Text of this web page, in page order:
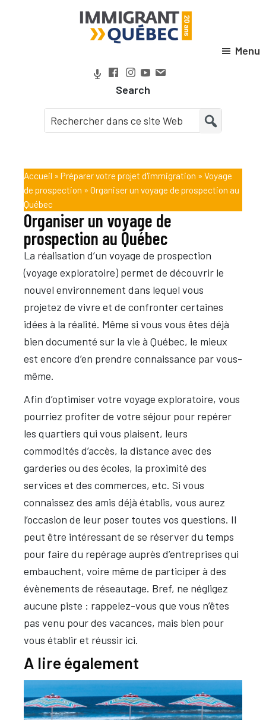
Québec
Search
Menu
Accueil » Préparer votre projet d'immigration » Voyage
de prospection » Organiser un voyage de prospection au
Québec
Organiser un voyage de
prospection au Québec
La réalisation d’un voyage de prospection
(voyage exploratoire) permet de découvrir le
nouvel environnement dans lequel vous
projetez de vivre et de confronter certaines
idées à la réalité. Même si vous vous êtes déjà
bien documenté sur la vie à Québec, le mieux
est encore d’en prendre connaissance par vous-
même.
Afin d’optimiser votre voyage exploratoire, vous
pourriez profiter de votre séjour pour repérer
les quartiers qui vous plaisent, leurs
commodités d’accès, la distance avec des
garderies ou des écoles, la proximité des
services et des commerces, etc. Si vous
connaissez des amis déjà établis, vous aurez
l’occasion de leur poser toutes vos questions. Il
peut être intéressant de se réserver du temps
pour faire du repérage auprès d’entreprises qui
embauchent, voire même de participer à des
évènements de réseautage. Bref, ne négligez
aucune piste : rappelez-vous que vous n’êtes
pas venu pour des vacances, mais bien pour
vous établir et réussir ici.
A lire également